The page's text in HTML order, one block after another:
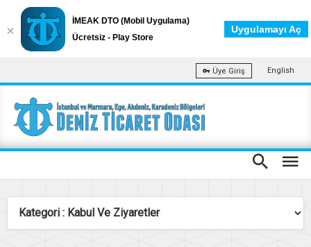
Üye Giriş English
İMEAK DTO (Mobil Uygulama)
Ücretsiz - Play Store
Uygulamayı Aç